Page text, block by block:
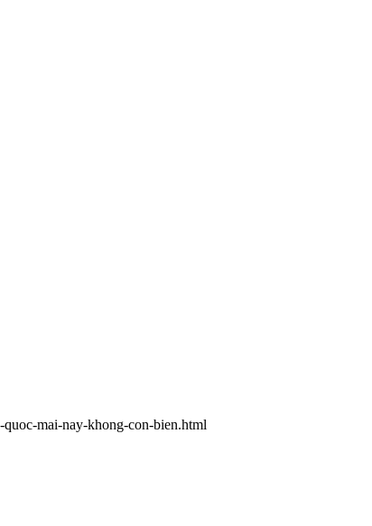
mai-nay-khong-con-bien.html